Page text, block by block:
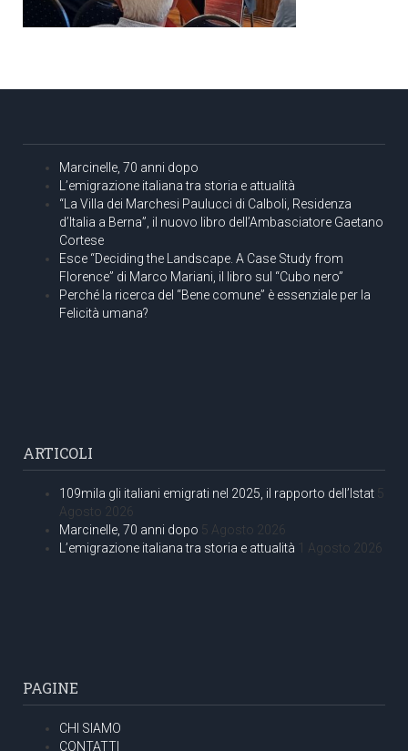
Marcinelle, 70 anni dopo
L’emigrazione italiana tra storia e attualità
“La Villa dei Marchesi Paulucci di Calboli, Residenza
d’Italia a Berna”, il nuovo libro dell’Ambasciatore Gaetano
Cortese
Esce “Deciding the Landscape. A Case Study from
Florence” di Marco Mariani, il libro sul “Cubo nero”
Perché la ricerca del “Bene comune” è essenziale per la
Felicità umana?
ARTICOLI
109mila gli italiani emigrati nel 2025, il rapporto dell’Istat 5
Agosto 2026
Marcinelle, 70 anni dopo 5 Agosto 2026
L’emigrazione italiana tra storia e attualità 1 Agosto 2026
PAGINE
CHI SIAMO
CONTATTI